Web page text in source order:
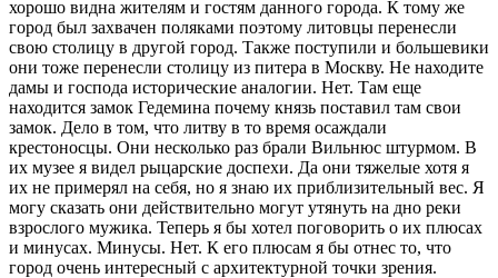
хорошо видна жителям и гостям данного города. К тому же
город был захвачен поляками поэтому литовцы перенесли
свою столицу в другой город. Также поступили и большевики
они тоже перенесли столицу из питера в Москву. Не находите
дамы и господа исторические аналогии. Нет. Там еще
находится замок Гедемина почему князь поставил там свои
замок. Дело в том, что литву в то время осаждали
крестоносцы. Они несколько раз брали Вильнюс штурмом. В
их музее я видел рыцарские доспехи. Да они тяжелые хотя я
их не примерял на себя, но я знаю их приблизительный вес. Я
могу сказать они действительно могут утянуть на дно реки
взрослого мужика. Теперь я бы хотел поговорить о их плюсах
и минусах. Минусы. Нет. К его плюсам я бы отнес то, что
город очень интересный с архитектурной точки зрения.